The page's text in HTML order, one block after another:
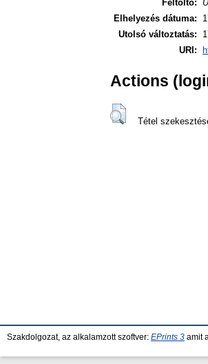
Feltöltő:
Elhelyezés dátuma:
Utolsó változtatás:
URI:
Actions
Tétel
Szakdolgozat, az alkalamzott szoftver: EPrints 3 amit a